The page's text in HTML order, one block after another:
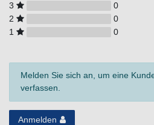
3
0
2
0
1
0
Melden Sie sich an, um eine
verfassen.
Anmelden